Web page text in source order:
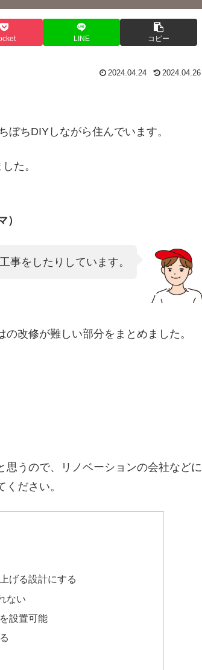
LINE コピー
2024.04.24 2024.04.26
ちDIYしながら住んでいます。
た。
事をしたりしています。
改修が難しい部分をまとめました。
思うので、リノベーションの会社などに
ださい。
げる設計にする
ない
設置可能